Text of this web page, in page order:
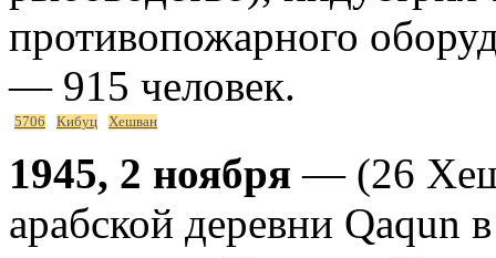
противопожарного
— 915 человек.
5706 Кибуц Хешван
1945, 2 ноября — (26
арабской деревни Qaqun